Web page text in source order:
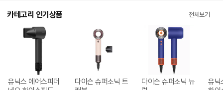
카테고리 인기상품 전체보기
유닉스 에어스피더
다이슨 슈퍼소닉 트
다이슨 슈퍼소닉 뉴
유닉